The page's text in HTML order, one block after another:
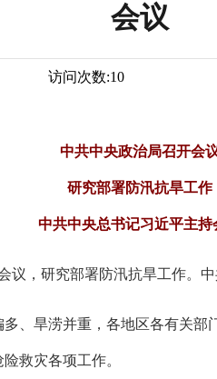
会议
访问次数:10
中共中央政治局召开会
研究部署防汛抗旱工作
中共中央总书记习近平主持
，研究部署防汛抗旱工作。
、旱涝并重，各地区各有关
救灾各项工作。